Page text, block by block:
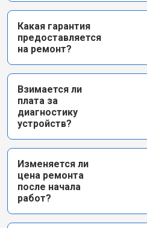
Какая гарантия
предоставляется
на ремонт?
Взимается ли
плата за
диагностику
устройств?
Изменяется ли
цена ремонта
после начала
работ?